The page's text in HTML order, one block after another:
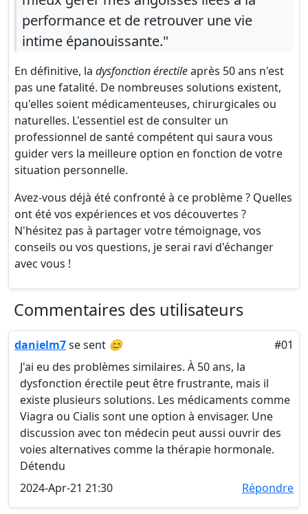
performance et de retrouver une vie
intime épanouissante."
En définitive, la dysfonction érectileaprès 50 ans n'est
pas une fatalité. De nombreuses solutions existent,
qu'elles soient médicamenteuses, chirurgicales ou
naturelles. L'essentiel est de consulter un
professionnel de santé compétent qui saura vous
guider vers la meilleure option en fonction de votre
situation personnelle.
Avez-vous déjà été confronté à ce problème ? Quelles
ont été vos expériences et vos découvertes ?
N'hésitez pas à partager votre témoignage, vos
conseils ou vos questions, je serai ravi d'échanger
avec vous !
Commentaires des utilisateurs
danielm7se sent 😊
#01
J'ai eu des problèmes similaires. À 50 ans, la
dysfonction érectile peut être frustrante, mais il
existe plusieurs solutions. Les médicaments comme
Viagra ou Cialis sont une option à envisager. Une
discussion avec ton médecin peut aussi ouvrir des
voies alternatives comme la thérapie hormonale.
Détendu
2024-Apr-21 21:30
Répondre